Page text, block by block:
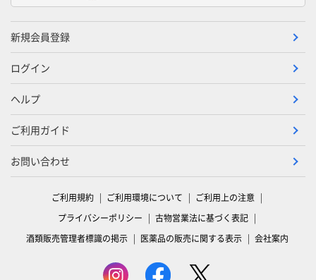
新規会員登録
ログイン
ヘルプ
ご利用ガイド
お問い合わせ
ご利用規約 ご利用環境について
ご利用上の注意
プライバシーポリシー
古物営業法に基づく表記
酒類販売管理者標識の掲示
医薬品の販売に関する表示 会社案内